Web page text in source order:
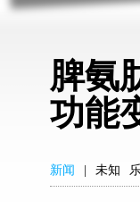
脾氨
功能
新闻 未知